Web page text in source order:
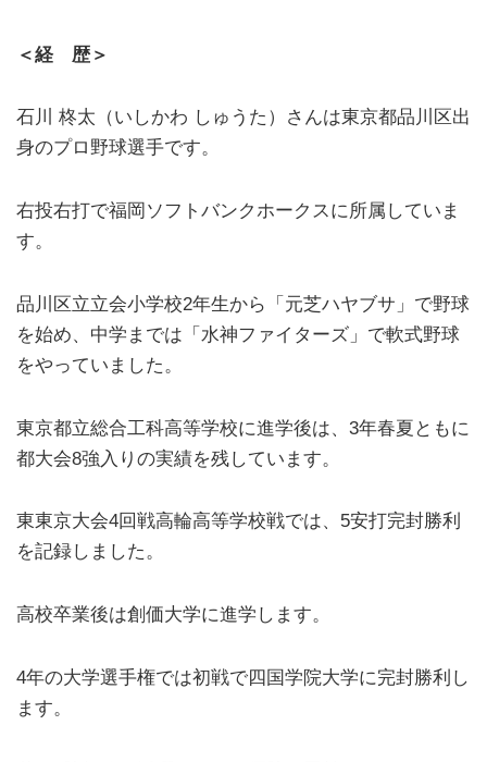
＜経 歴＞
石川 柊太（いしかわ しゅうた）さんは東京都品川区出
身のプロ野球選手です。
右投右打で福岡ソフトバンクホークスに所属していま
す。
品川区立立会小学校2年生から「元芝ハヤブサ」で野球
を始め、中学までは「水神ファイターズ」で軟式野球
をやっていました。
東京都立総合工科高等学校に進学後は、3年春夏ともに
都大会8強入りの実績を残しています。
東東京大会4回戦高輪高等学校戦では、5安打完封勝利
を記録しました。
高校卒業後は創価大学に進学します。
4年の大学選手権では初戦で四国学院大学に完封勝利し
ます。